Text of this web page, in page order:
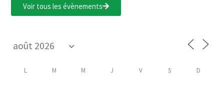
Voir tous les évènements
L M M J V S D